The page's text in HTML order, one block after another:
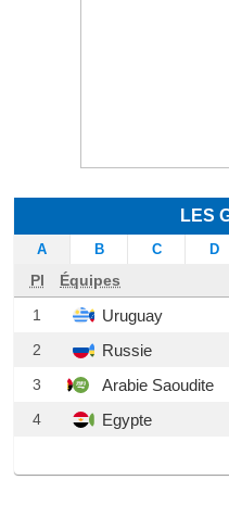
LES
A B C D
Pl Équipes
1
Uruguay
2
Russie
3
Arabie Saoudite
4
Egypte